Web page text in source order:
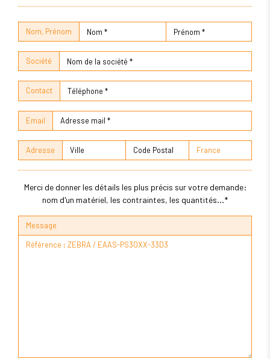
Nom, Prénom
Société
Contact
Email
Adresse
Merci de donner les détails les plus précis sur votre demande:
nom d'un matériel, les contraintes, les quantités...*
Message